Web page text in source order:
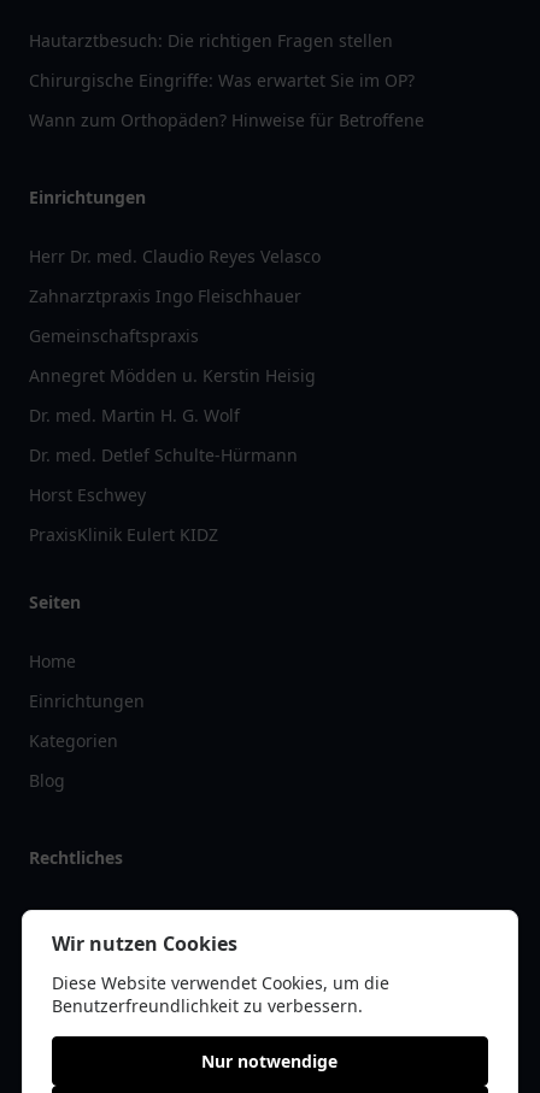
Hautarztbesuch: Die richtigen Fragen stellen
Chirurgische Eingriffe: Was erwartet Sie im OP?
Wann zum Orthopäden? Hinweise für Betroffene
Einrichtungen
Herr Dr. med. Claudio Reyes Velasco
Zahnarztpraxis Ingo Fleischhauer
Gemeinschaftspraxis
Annegret Mödden u. Kerstin Heisig
Dr. med. Martin H. G. Wolf
Dr. med. Detlef Schulte-Hürmann
Horst Eschwey
PraxisKlinik Eulert KIDZ
Seiten
Home
Einrichtungen
Kategorien
Blog
Rechtliches
Impressum
Datenschutz
Kontakt
Wir nutzen Cookies
Diese Website verwendet Cookies, um die
Benutzerfreundlichkeit zu verbessern.
Nur notwendige